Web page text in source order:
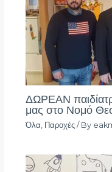
ΔΩΡΕΑΝ
μας στο Νομό
Όλα, Παροχές/ By